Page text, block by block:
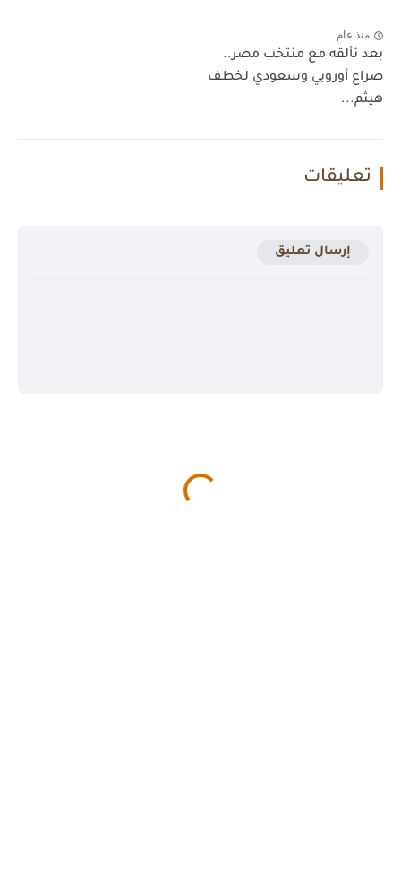
منذ عام
بعد تألقه مع منتخب مصر..
صراع أوروبي وسعودي لخطف
هيثم...
تعليقات
إرسال تعليق